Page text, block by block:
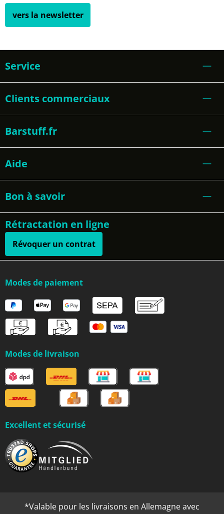
vers la newsletter
Service
Clients commerciaux
Barstuff.fr
Aide
Bon à savoir
Rétractation en ligne
Révoquer un contrat
Modes de paiement
Modes de livraison
Excellent et sécurisé
*Valable pour les livraisons en Allemagne avec